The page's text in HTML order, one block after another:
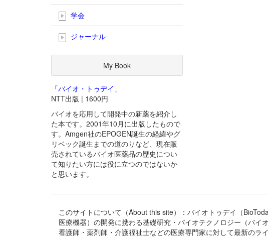
学会
ジャーナル
My Book
「バイオ・トゥデイ」
NTT出版 | 1600円
バイオを応用して開発中の新薬を紹介し
た本です。2001年10月に出版したもので
す。Amgen社のEPOGEN誕生の経緯やグ
リベック誕生までの道のりなど、現在販
売されているバイオ医薬品の歴史につい
て知りたい方には役に立つのではないか
と思います。
このサイトについて（About this site）：バイオトゥデイ（
医療機器）の開発に携わる基礎研究・バイオテクノロジー（バ
看護師・薬剤師・介護福祉士などの医療専門家に対して最新の